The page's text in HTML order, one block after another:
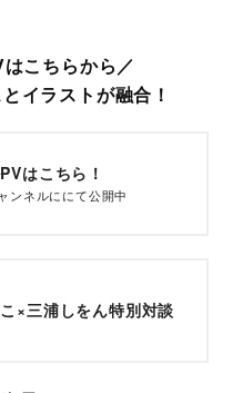
こちらから／
イラストが融合！
はこちら！
ンネルににて公開中
×三浦しをん特別対談